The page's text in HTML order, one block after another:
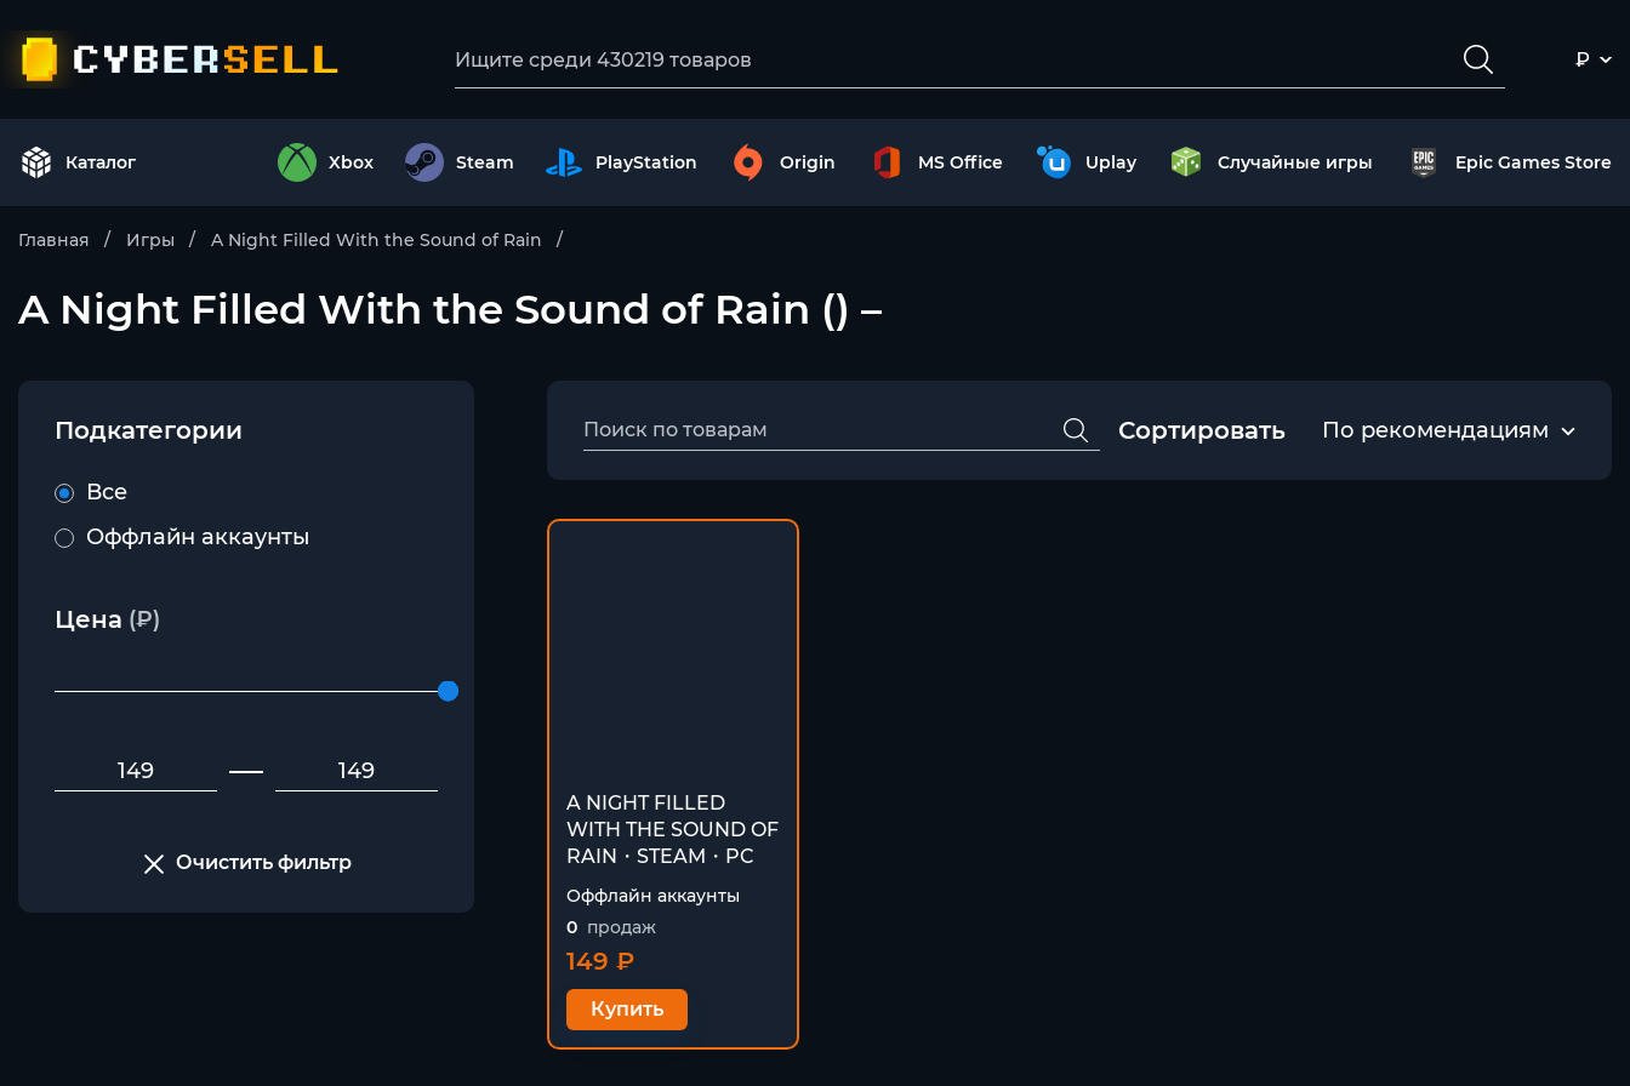
₽
Каталог Xbox Steam PlayStation Origin MS Office Uplay Случайные игры Epic Games Store
Главная Игры A Night Filled With the Sound of Rain
A Night Filled With the Sound of Rain () –
Подкатегории
Все
Оффлайн аккаунты
Цена (₽)
Очистить фильтр
Сортировать По рекомендациям
A NIGHT FILLED
WITH THE SOUND OF
RAIN・STEAM・PC
Оффлайн аккаунты
0 продаж
149 ₽
Купить